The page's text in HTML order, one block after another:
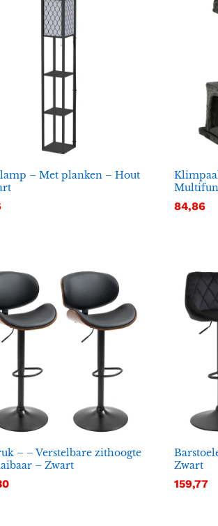
– Met planken – Hout
84,86
84,86
– – Verstelbare zithoogte
– Zwart
Zwart
159,77
159,77